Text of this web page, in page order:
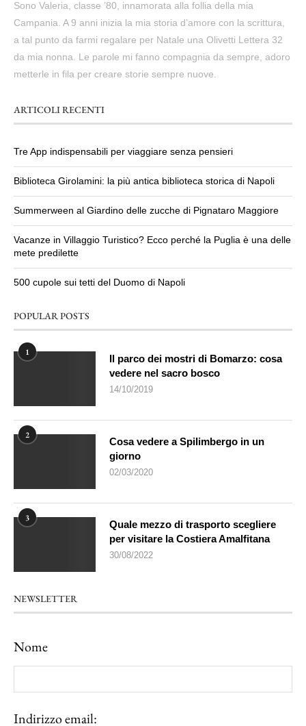
Sono Valeria, classe ’80, innamorata alla follia della mia
Campania. A 9 anni inizia la mia storia d’amore con la scrittura,
a tal punto da farmi regalare per Natale una Olivetti Lettera 32
da mia nonna. Le parole mi fanno compagnia da sempre, adoro
metterle in fila per creare storie sempre nuove.
ARTICOLI RECENTI
Tre App indispensabili per viaggiare senza pensieri
Biblioteca Girolamini: la più antica biblioteca storica di Napoli
Summerween al Giardino delle zucche di Pignataro Maggiore
Vacanze in Villaggio Turistico? Ecco perché la Puglia è una delle
mete predilette
500 cupole sui tetti del Duomo di Napoli
POPULAR POSTS
1
Il parco dei mostri di Bomarzo: cosa
vedere nel sacro bosco
14/10/2019
2
Cosa vedere a Spilimbergo in un
giorno
02/03/2020
3
Quale mezzo di trasporto scegliere
per visitare la Costiera Amalfitana
30/08/2022
NEWSLETTER
Nome
Indirizzo email: